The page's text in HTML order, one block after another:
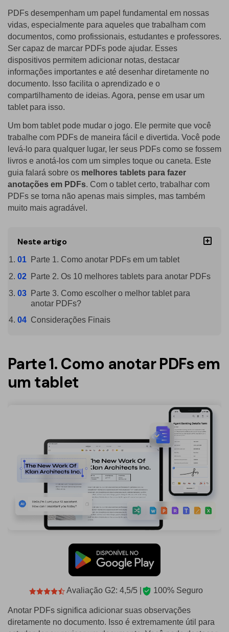
Novo PDFelement：Mais inteligente,
rápido e fácil
PDFelement torna qualquer tarefa em PDF simples e rápida.
Baixe Grátis
PDF Protegido por Senha
Compartilhar PDF
IA de PDF
Chat com PDF
Resumidor de PDF com IA
Tradutor de PDF com IA
Verificador Gramatical com IA
Conversar com Imagem
Detectar Conteúdo de IA
Reescrever PDF com IA
Conversar com Documento
Gerador de imagens com IA
Todos os recursos do PDF
Publicação
Freelancer
Avaliações & Prêmios
Histórias de clientes
Avaliações de clientes
Comparação de software PDF
Guia do usuário
PDFelement para Windows
PDFelement para Mac
PDFelement para iOS
Suporte
Contatar Suporte
Atualizar para o PDFelement 12
PDFs desempenham um papel fundamental em nossas
vidas, especialmente para aqueles que trabalham com
documentos, como profissionais, estudantes e professores.
Ser capaz de marcar PDFs pode ajudar. Esses
dispositivos permitem adicionar notas, destacar
informações importantes e até desenhar diretamente no
documento. Isso facilita o aprendizado e o
compartilhamento de ideias. Agora, pense em usar um
tablet para isso.
Um bom tablet pode mudar o jogo. Ele permite que você
trabalhe com PDFs de maneira fácil e divertida. Você pode
levá-lo para qualquer lugar, ler seus PDFs como se fossem
livros e anotá-los com um simples toque ou caneta. Este
guia falará sobre os melhores tablets para fazer
anotações em PDFs. Com o tablet certo, trabalhar com
PDFs se torna não apenas mais simples, mas também
muito mais agradável.
Neste artigo
Parte 1. Como anotar PDFs em um tablet
Parte 2. Os 10 melhores tablets para anotar PDFs
Parte 3. Como escolher o melhor tablet para
anotar PDFs?
Considerações Finais
Parte 1. Como anotar PDFs em
um tablet
Avaliação G2: 4,5/5 | 100% Seguro
Anotar PDFs significa adicionar suas observações
diretamente no documento. Isso é extremamente útil para